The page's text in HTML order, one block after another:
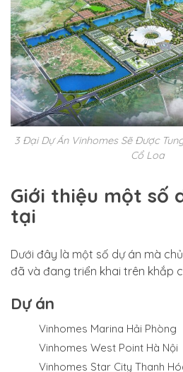
3 Đại Dự Án Vinhomes Sẽ Được
Cổ Loa
Giới thiệu một số
tại
Dưới đây là một số dự án mà
đã và đang triển khai trên khắp
Dự án
Vinhomes Marina Hải Phòng
Vinhomes West Point Hà Nội
Vinhomes Star City Thanh